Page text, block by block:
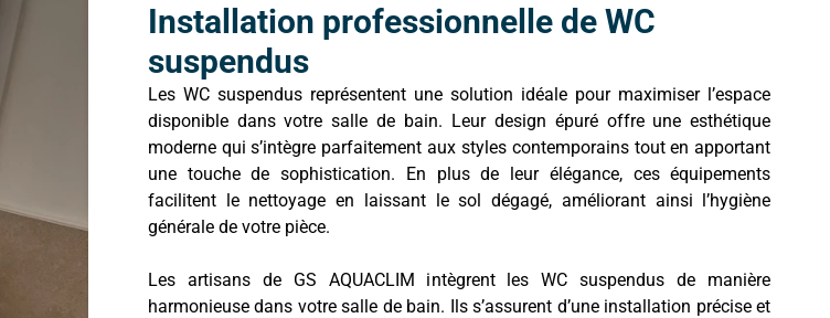
Installation professionnelle de WC
suspendus
Les WC suspendus représentent une solution idéale pour maximiser l’espace
disponible dans votre salle de bain. Leur design épuré offre une esthétique
moderne qui s’intègre parfaitement aux styles contemporains tout en apportant
une touche de sophistication. En plus de leur élégance, ces équipements
facilitent le nettoyage en laissant le sol dégagé, améliorant ainsi l’hygiène
générale de votre pièce.
Les artisans de GS AQUACLIM intègrent les WC suspendus de manière
harmonieuse dans votre salle de bain. Ils s’assurent d’une installation précise et